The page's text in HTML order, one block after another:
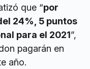
que “por
24%, 5 puntos
para el 2021”,
pagarán en
año.